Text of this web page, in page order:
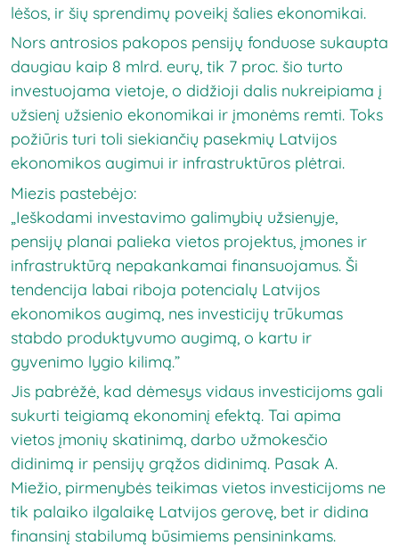
lėšos, ir šių sprendimų poveikį šalies ekonomikai.
Nors antrosios pakopos pensijų fonduose sukaupta
daugiau kaip 8 mlrd. eurų, tik 7 proc. šio turto
investuojama vietoje, o didžioji dalis nukreipiama į
užsienį užsienio ekonomikai ir įmonėms remti. Toks
požiūris turi toli siekiančių pasekmių Latvijos
ekonomikos augimui ir infrastruktūros plėtrai.
Miezis pastebėjo:
„Ieškodami investavimo galimybių užsienyje,
pensijų planai palieka vietos projektus, įmones ir
infrastruktūrą nepakankamai finansuojamus. Ši
tendencija labai riboja potencialų Latvijos
ekonomikos augimą, nes investicijų trūkumas
stabdo produktyvumo augimą, o kartu ir
gyvenimo lygio kilimą.”
Jis pabrėžė, kad dėmesys vidaus investicijoms gali
sukurti teigiamą ekonominį efektą. Tai apima
vietos įmonių skatinimą, darbo užmokesčio
didinimą ir pensijų grąžos didinimą. Pasak A.
Miežio, pirmenybės teikimas vietos investicijoms ne
tik palaiko ilgalaikę Latvijos gerovę, bet ir didina
finansinį stabilumą būsimiems pensininkams.